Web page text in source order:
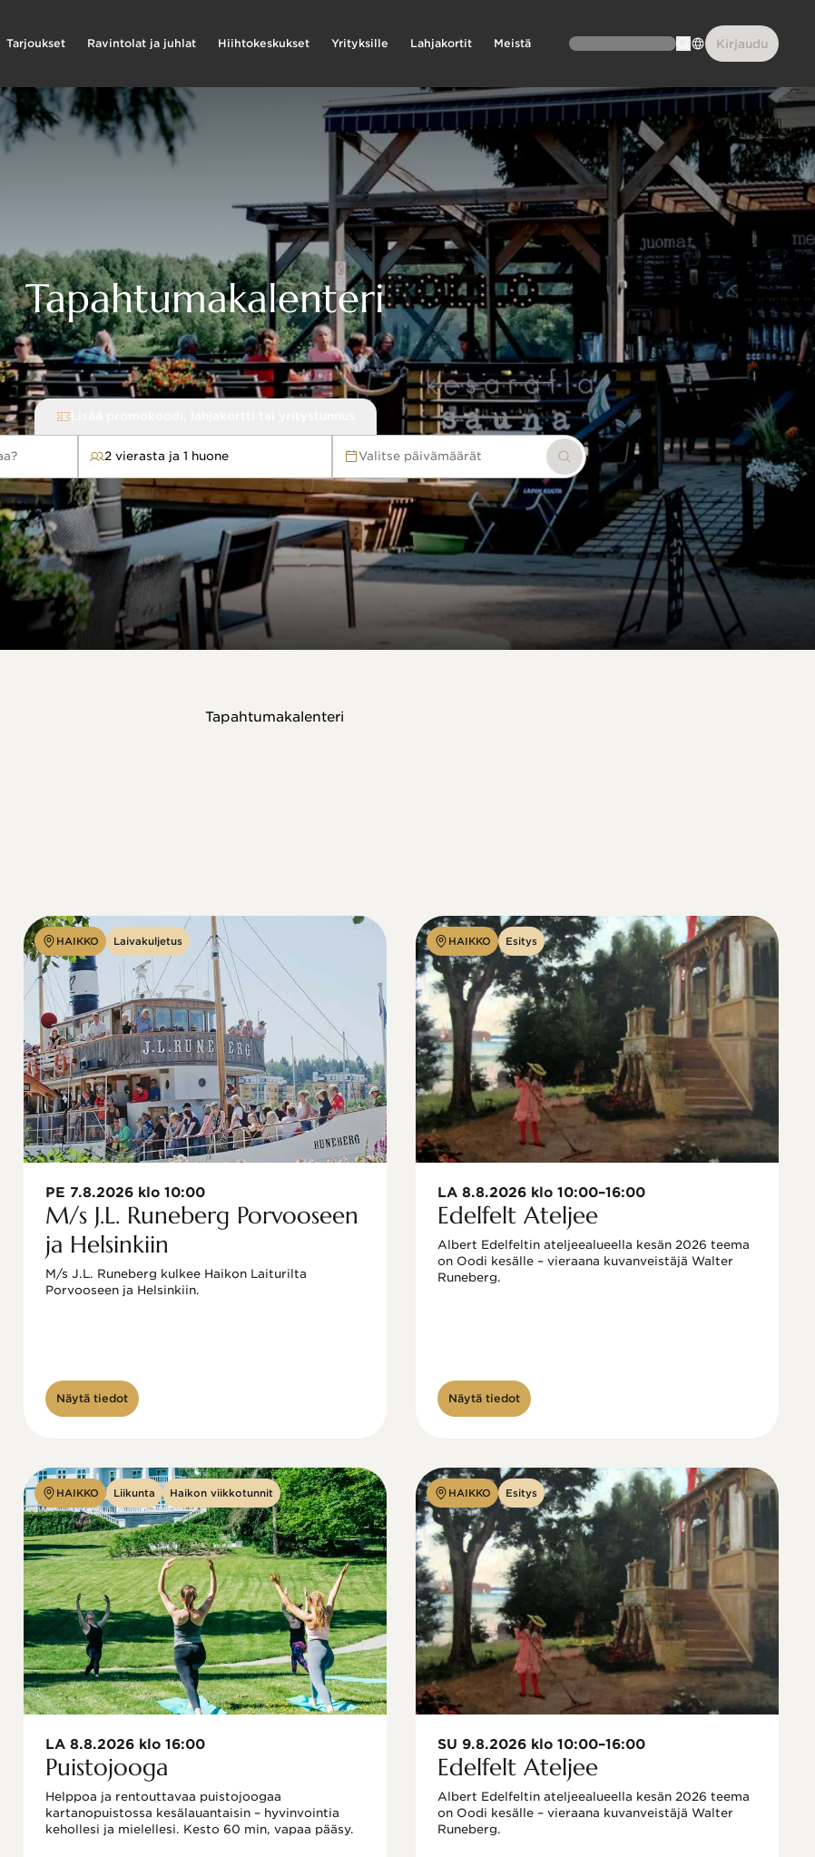
Tarjoukset Ravintolat ja juhlat Hiihtokeskukset Yrityksille Lahjakortit Meistä Kirjaudu
Tapahtumakalenteri
2 vierasta ja 1 huone Valitse päivämäärät Hae
Tapahtumakalenteri
HAIKKO Laivakuljetus
PE 7.8.2026 klo 10:00
M/s J.L. Runeberg Porvooseen
ja Helsinkiin
M/s J.L. Runeberg kulkee Haikon Laiturilta
Porvooseen ja Helsinkiin.
Näytä tiedot
HAIKKO Esitys
LA 8.8.2026 klo 10:00–16:00
Edelfelt Ateljee
Albert Edelfeltin ateljeealueella kesän 2026 teema
on Oodi kesälle – vieraana kuvanveistäjä Walter
Näytä tiedot
HAIKKO Liikunta Haikon viikkotunnit
LA 8.8.2026 klo 16:00
Puistojooga
Helppoa ja rentouttavaa puistojoogaa
kartanopuistossa kesälauantaisin – hyvinvointia
kehollesi ja mielellesi. Kesto 60 min, vapaa pääsy.
HAIKKO Esitys
SU 9.8.2026 klo 10:00–16:00
Edelfelt Ateljee
Albert Edelfeltin ateljeealueella kesän 2026 teema
on Oodi kesälle – vieraana kuvanveistäjä Walter